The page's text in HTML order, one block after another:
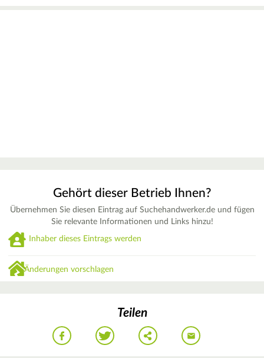
Gehört dieser Betrieb Ihnen?
Übernehmen Sie diesen Eintrag auf Suchehandwerker.de und fügen
Sie relevante Informationen und Links hinzu!
Inhaber dieses Eintrags werden
Änderungen vorschlagen
Teilen